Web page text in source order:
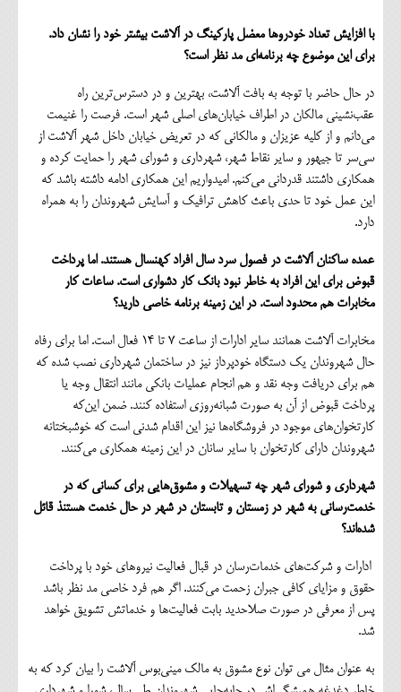
با افزایش تعداد خودروها معضل پارکینگ در آلاشت بیشتر خود را نشان داد.
برای این موضوع چه برنامه‌ای مد نظر است؟
در حال حاضر با توجه به بافت آلاشت، بهترین و در دسترس‌ترین راه
عقب‌نشینی مالکان در اطراف خیابان‌های اصلی شهر است. فرصت را غنیمت
می‌دانم و از کلیه عزیزان و مالکانی که در تعریض خیابان داخل شهر آلاشت از
سی‌سر تا جیهور و سایر نقاط شهر، شهرداری و شورای شهر را حمایت کرده و
همکاری داشتند قدردانی می‌کنم. امیدواریم این همکاری ادامه داشته باشد که
این عمل خود تا حدی باعث کاهش ترافیک و آسایش شهروندان را به همراه
دارد.
عمده ساکنان آلاشت در فصول سرد سال افراد کهنسال هستند. اما پرداخت
قبوض برای این افراد به خاطر نبود بانک کار دشواری است. ساعات کار
مخابرات هم محدود است. در این زمینه برنامه خاصی دارید؟
مخابرات آلاشت همانند سایر ادارات از ساعت 7 تا 14 فعال است. اما برای رفاه
حال شهروندان یک دستگاه خودپرداز نیز در ساختمان شهرداری نصب شده که
هم برای دریافت وجه نقد و هم انجام عملیات بانکی مانند انتقال وجه یا
پرداخت قبوض از آن به صورت شبانه‌روزی استفاده کنند. ضمن این‌که
کارتخوان‌های موجود در فروشگاه‌ها نیز این اقدام شدنی است که خوشبختانه
شهروندان دارای کارتخوان با سایر سانان در این زمینه همکاری می‌کنند.
شهرداری و شورای شهر چه تسهيلات و مشوق‌هايي براي كساني كه در
خدمت‌رساني به شهر در زمستان و تابستان در شهر در حال خدمت هستنذ قائل
شده‌اند؟
ادارات و شرکت‌های خدمات‌رسان در قبال فعالیت نیروهای خود با پرداخت
حقوق و مزایای کافی جبران زحمت می‌کنند. اگر هم فرد خاصی مد نظر باشد
پس از معرفی در صورت صلاحدید بابت فعالیت‌ها و خدماتش تشویق خواهد
شد.
به عنوان مثال می توان نوع مشوق به مالک مینی‌بوس آلاشت را بیان کرد که به